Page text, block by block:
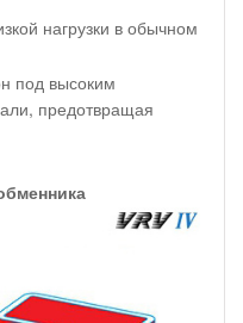
нагрузки в обычном
под высоким
предотвращая